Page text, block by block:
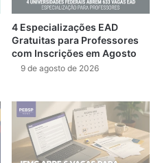
4 Especializações EAD
Gratuitas para Professores
com Inscrições em Agosto
9 de agosto de 2026